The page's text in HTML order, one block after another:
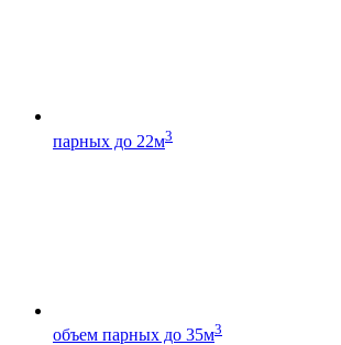
парных до 22м3
объем парных до 35м3